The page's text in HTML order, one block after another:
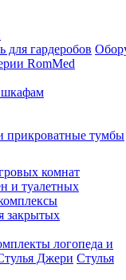
для гардеробов
RomMed
прикроватные тумбы
комнат
и туалетных
закрытых
логопеда и
Джери Стулья